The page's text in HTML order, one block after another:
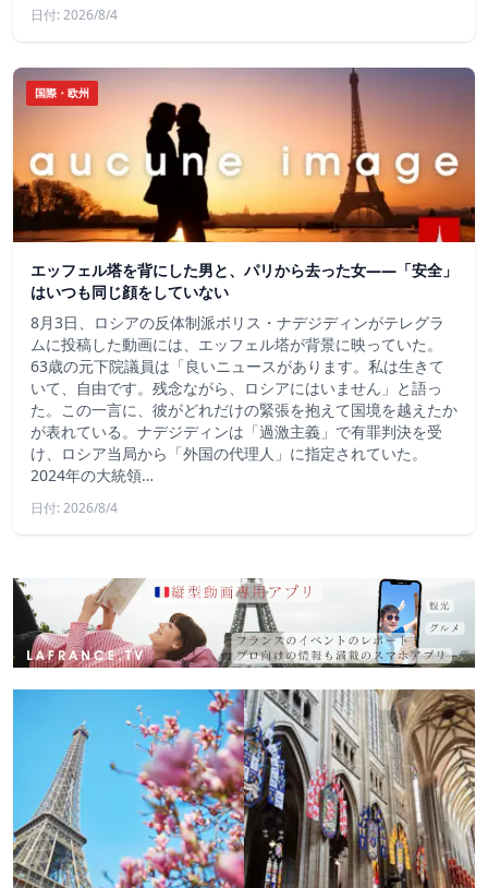
日付: 2026/8/4
国際・欧州
エッフェル塔を背にした男と、パリから去った女——「安全」
はいつも同じ顔をしていない
8月3日、ロシアの反体制派ボリス・ナデジディンがテレグラ
ムに投稿した動画には、エッフェル塔が背景に映っていた。
63歳の元下院議員は「良いニュースがあります。私は生きて
いて、自由です。残念ながら、ロシアにはいません」と語っ
た。この一言に、彼がどれだけの緊張を抱えて国境を越えたか
が表れている。ナデジディンは「過激主義」で有罪判決を受
け、ロシア当局から「外国の代理人」に指定されていた。
2024年の大統領…
日付: 2026/8/4